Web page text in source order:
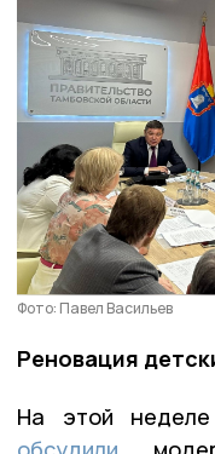
Фото: Павел Васильев
Реновация
На этой неделе